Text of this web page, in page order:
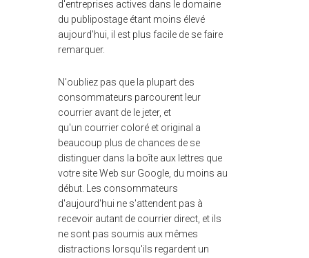
d'entreprises actives dans le domaine
du publipostage étant moins élevé
aujourd'hui, il est plus facile de se faire
remarquer.
N'oubliez pas que la plupart des
consommateurs parcourent leur
courrier avant de le jeter, et
qu'un courrier coloré et original a
beaucoup plus de chances de se
distinguer dans la boîte aux lettres que
votre site Web sur Google, du moins au
début. Les consommateurs
d'aujourd'hui ne s'attendent pas à
recevoir autant de courrier direct, et ils
ne sont pas soumis aux mêmes
distractions lorsqu'ils regardent un